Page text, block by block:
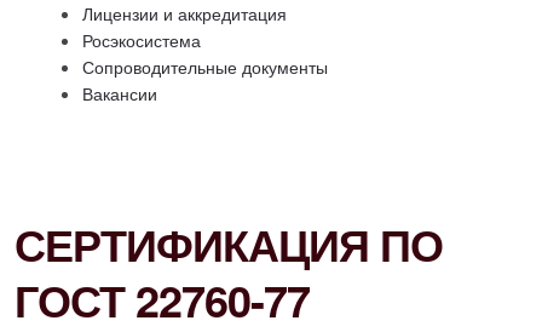
Лицензии и аккредитация
Росэкосистема
Сопроводительные документы
Вакансии
СЕРТИФИКАЦИЯ ПО
ГОСТ 22760-77